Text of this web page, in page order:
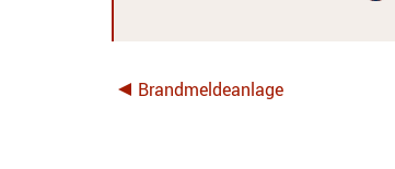
Brandmeldeanlage